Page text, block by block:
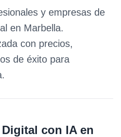
y empresas de
en Marbella.
con precios,
de éxito para
.
con IAen